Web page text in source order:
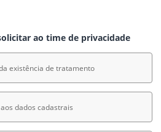
ao time de privacidade
existência de tratamento
dados cadastrais